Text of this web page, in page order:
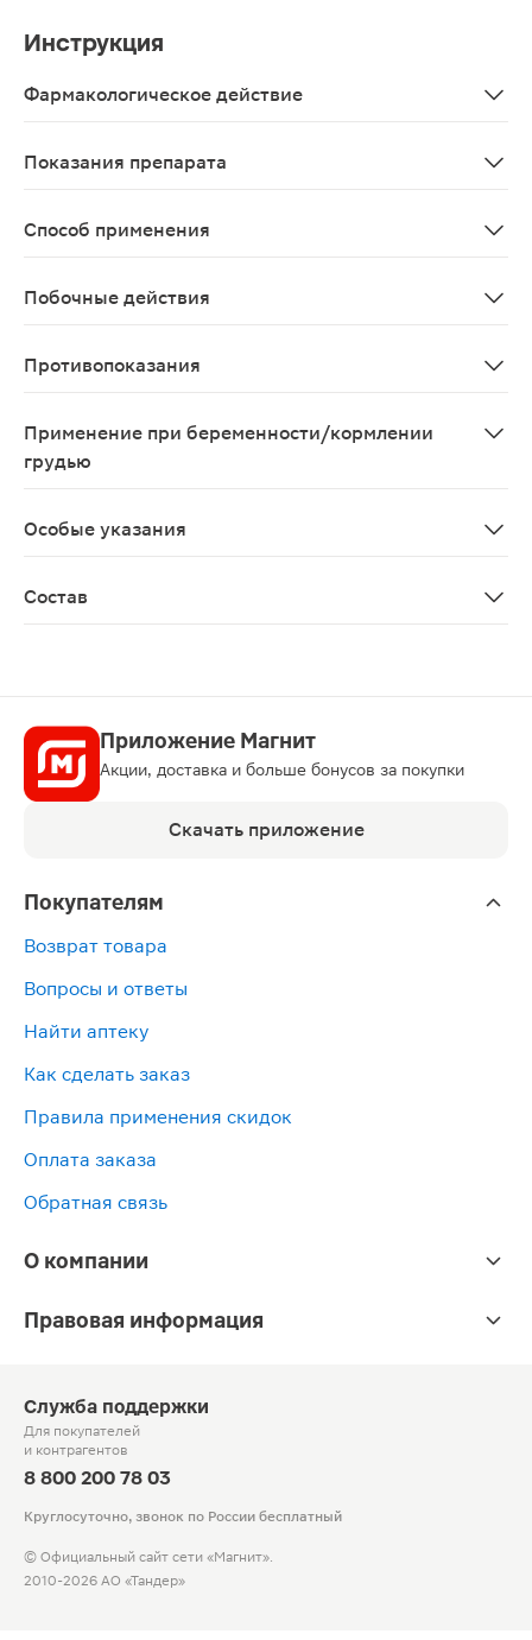
Инструкция
Фармакологическое действие
Показания препарата
Способ применения
Побочные действия
Противопоказания
Применение при беременности/кормлении
грудью
Особые указания
Состав
Приложение Магнит
Акции, доставка и больше бонусов за покупки
Скачать приложение
Покупателям
Возврат товара
Вопросы и ответы
Найти аптеку
Как сделать заказ
Правила применения скидок
Оплата заказа
Обратная связь
О компании
Правовая информация
Служба поддержки
Для покупателей
и контрагентов
8 800 200 78 03
Круглосуточно, звонок по России бесплатный
© Официальный сайт сети «Магнит».
2010-2026 АО «Тандер»